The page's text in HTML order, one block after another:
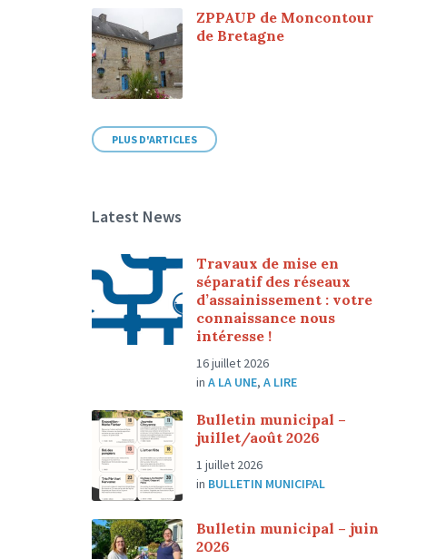
ZPPAUP de Moncontour
de Bretagne
PLUS D'ARTICLES
Latest News
Travaux de mise en
séparatif des réseaux
d’assainissement : votre
connaissance nous
intéresse !
16 juillet 2026
inA LA UNE,A LIRE
Bulletin municipal –
juillet/août 2026
1 juillet 2026
in BULLETIN MUNICIPAL
Bulletin municipal – juin
2026